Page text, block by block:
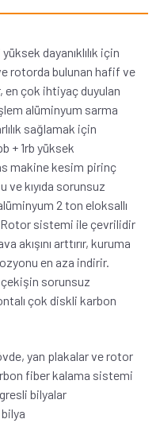
dayanıklılık için
rotorda bulunan hafif ve
en çok ihtiyaç duyulan
alüminyum sarma
sağlamak için
+ 1rb yüksek
makine kesim pirinç
kıyıda sorunsuz
2 ton eloksallı
Rotor sistemi ile çevrilidir
akışını arttırır, kuruma
en aza indirir.
çekişin sorunsuz
çok diskli karbon
yan plakalar ve rotor
fiber kalama sistemi
bilyalar